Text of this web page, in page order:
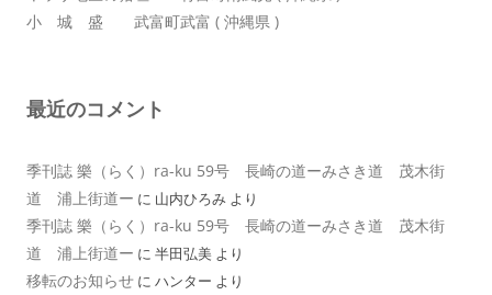
小 城 盛 武富町武富 ( 沖縄県 )
最近のコメント
季刊誌 樂（らく）ra-ku 59号 長崎の道ーみさき道 茂木街
道 浦上街道ー に 山内ひろみ より
季刊誌 樂（らく）ra-ku 59号 長崎の道ーみさき道 茂木街
道 浦上街道ー に 半田弘美 より
移転のお知らせ に ハンター より